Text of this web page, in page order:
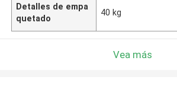
Detalles de empa
quetado
40 kg
Vea más